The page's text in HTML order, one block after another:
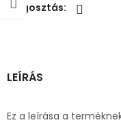
Megosztás:
LEÍRÁS
Ez a leírása a